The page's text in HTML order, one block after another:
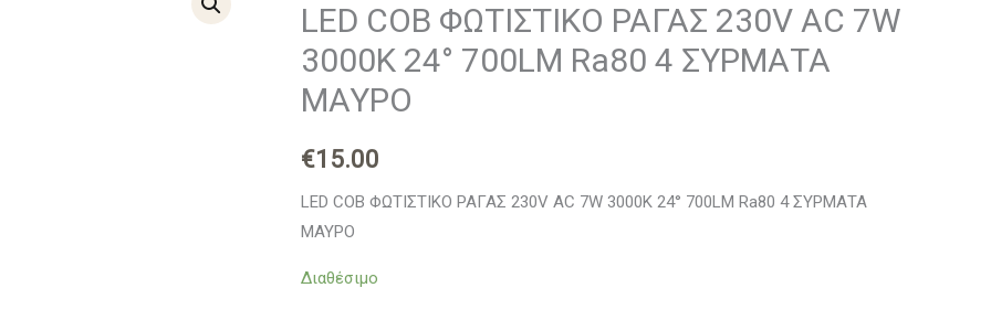
LED COB ΦΩΤΙΣΤΙΚΟ ΡΑΓΑΣ 230V AC 7W
3000K 24° 700LM Ra80 4 ΣΥΡΜΑΤΑ
ΜΑΥΡΟ
€15.00
LED COB ΦΩΤΙΣΤΙΚΟ ΡΑΓΑΣ 230V AC 7W 3000K 24° 700LM Ra80 4 ΣΥΡΜΑΤΑ
ΜΑΥΡΟ
Διαθέσιμο
COB
ΡΑΓΑΣ
230V
7W
Ra80